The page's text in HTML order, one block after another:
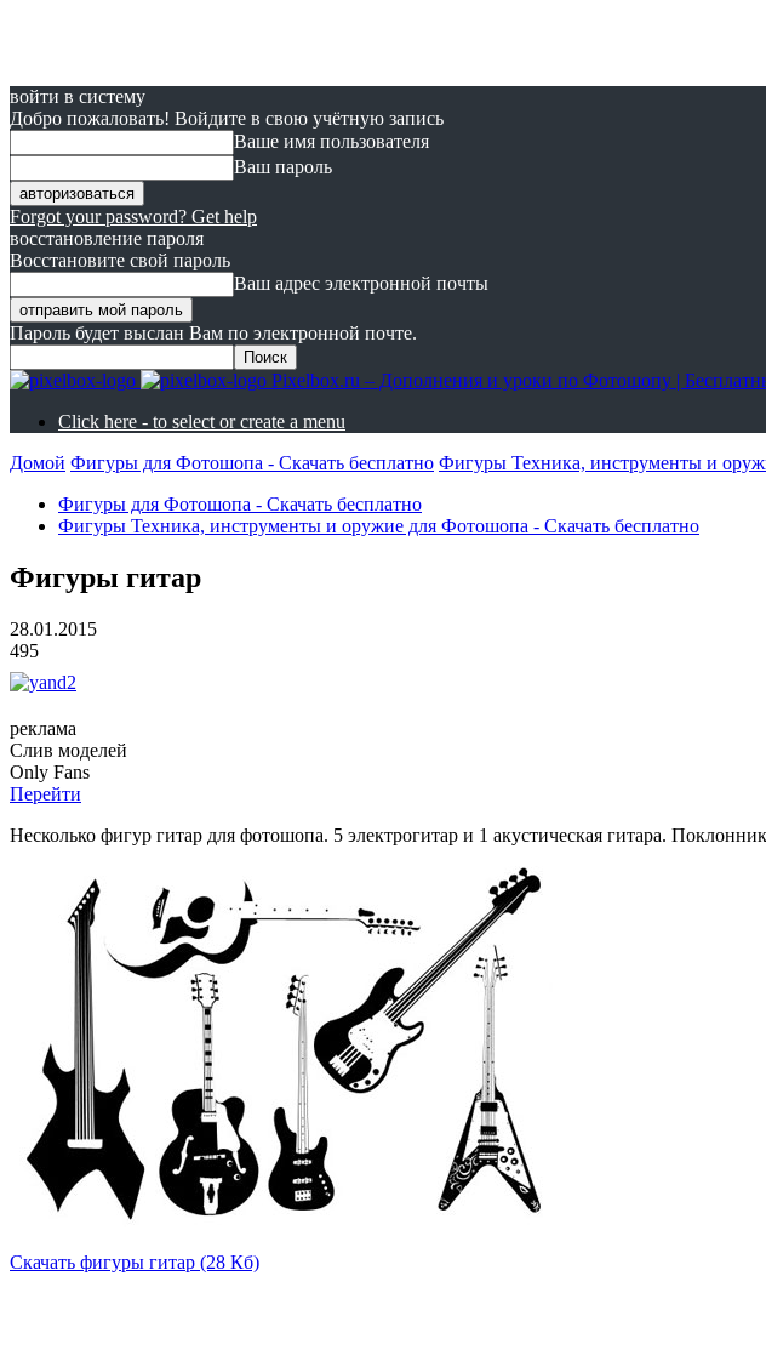
войти в систему
Добро пожаловать! Войдите в свою учётную запись
Ваше имя пользователя
Ваш пароль
Forgot your password? Get help
восстановление пароля
Восстановите свой пароль
Ваш адрес электронной почты
Пароль будет выслан Вам по электронной почте.
Pixelbox.ru – Дополнения и уроки по Фотошопу |
Click here - to select or create a menu
Домой Фигуры для Фотошопа - Скачать бесплатно Фигуры Техника, инструменты и
Фигуры для Фотошопа - Скачать бесплатно
Фигуры Техника, инструменты и оружие для Фотошопа - Скачать бесплатно
Фигуры гитар
28.01.2015
495
реклама
Слив моделей
Only Fans
Перейти
Несколько фигур гитар для фотошопа. 5 электрогитар и 1 акустическая гитара.
Скачать фигуры гитар (28 Кб)